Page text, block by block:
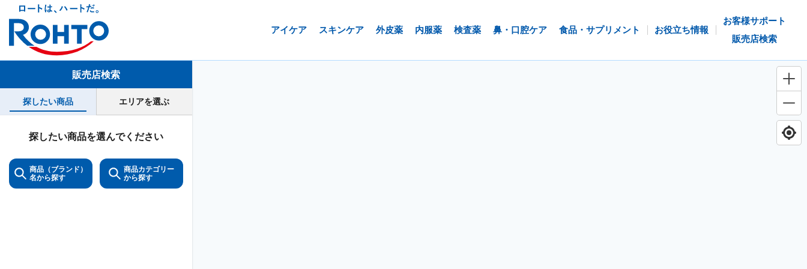
アイケア スキンケア 外皮薬 内服薬 検査薬 鼻・口腔ケア 食品・サプリメント お役立ち情報
お客様サポート
販売店検索
販売店検索
探したい商品 エリアを選ぶ
探したい商品を選んでください
商品（ブランド）
名から探す
商品カテゴリー
から探す